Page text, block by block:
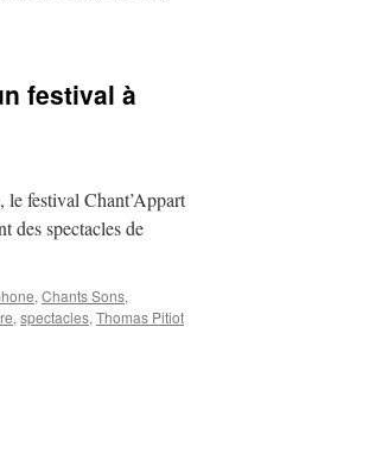
festival à
le festival Chant’Appart
des spectacles de
, Chants Sons,
, spectacles, Thomas Pitiot